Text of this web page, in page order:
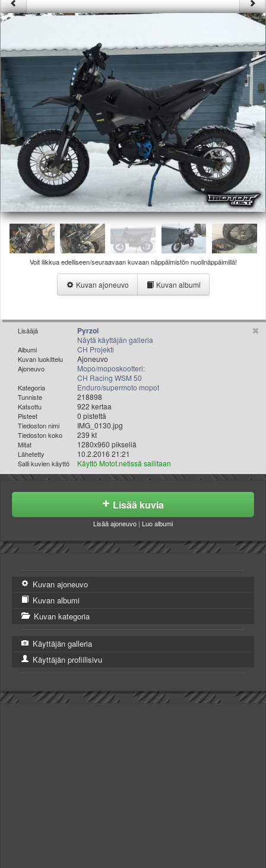
Säännöt ja ohjeet
Uudet videot
Uudet kommentit
MYYDÄÄN
Haku
Ohjeet
Ajoneuvot
Osat
TIETOPANKKI
TAPAHTUMAT
MP15 kuvia
MP14 kuvia
MP13 kuvia
ACS 2015 kuvia
Lisää uusi tapahtuma
UUTISET
Valitse paikkakunta
Helsingin sää
Oulun sää
Rovaniemen sää
MUUT
VIP-jäsenyys
Paidat ja vaatteet
Suunnittele oma paita
Mainostus
Palaute
Kevytversio
Voit liikkua edelliseen/seuraavaan kuvaan näppäimistön nuolinäppäimillä!
Kuvan ajoneuvo Kuvan albumi
Lisääjä Pyrzoi
Näytä käyttäjän galleria
Albumi CH Projekti
Kuvan luokittelu Ajoneuvo
Ajoneuvo
Mopo/moposkootteri:
CH Racing WSM 50
Kategoria Enduro/supermoto mopot
Tunniste 218898
Katsottu 922 kertaa
Pisteet 0 pistettä
Tiedoston nimi IMG_0130.jpg
Tiedoston koko 239 kt
Mitat 1280x960 pikseliä
Lähetetty 10.2.2016 21:21
Salli kuvien käyttö Käyttö Motot.netissä sallitaan
Lisää kuvia
Lisää ajoneuvo | Luo albumi
Kuvan ajoneuvo
Kuvan albumi
Kuvan kategoria
Käyttäjän galleria
Käyttäjän profiilisivu